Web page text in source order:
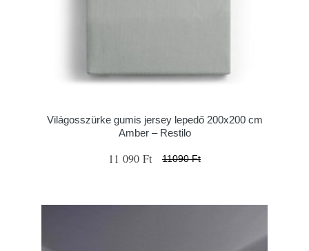
Világosszürke gumis jersey lepedő 200x200 cm
Amber – Restilo
11 090 Ft 11090 Ft